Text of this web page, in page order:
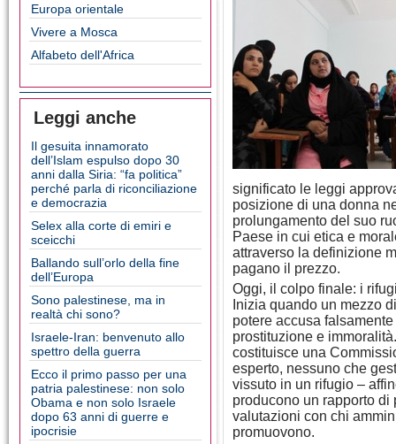
Europa orientale
Vivere a Mosca
Alfabeto dell'Africa
Leggi anche
Il gesuita innamorato
dell’Islam espulso dopo 30
anni dalla Siria: “fa politica”
perché parla di riconciliazione
e democrazia
Selex alla corte di emiri e
sceicchi
Ballando sull’orlo della fine
dell’Europa
Sono palestinese, ma in
realtà chi sono?
Israele-Iran: benvenuto allo
spettro della guerra
Ecco il primo passo per una
patria palestinese: non solo
Obama e non solo Israele
dopo 63 anni di guerre e
ipocrisie
significato le leggi
posizione di una donna
prolungamento del suo
Paese in cui etica e
attraverso la definizione
pagano il prezzo.
Oggi, il colpo finale: i
Inizia quando un mezzo
potere accusa
prostituzione e
costituisce una
esperto, nessuno che
vissuto in un rifugio –
producono un rapporto
valutazioni con chi
promuovono.